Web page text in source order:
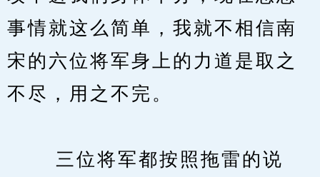
事情就这么简单，我就不相信南
宋的六位将军身上的力道是取之
不尽，用之不完。
三位将军都按照拖雷的说